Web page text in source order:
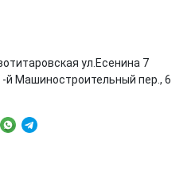
ул.Есенина 7
й Машиностроительный пер., 6